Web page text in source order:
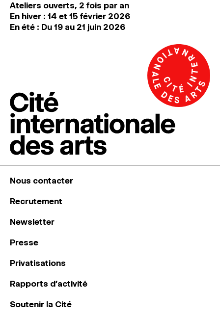
Ateliers ouverts, 2 fois par an
En hiver : 14 et 15 février 2026
En été : Du 19 au 21 juin 2026
Nous contacter
Recrutement
Newsletter
Presse
Privatisations
Rapports d’activité
Soutenir la Cité